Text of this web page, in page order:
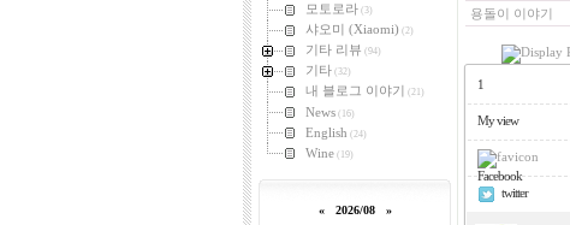
모토로라 (3)
샤오미 (Xiaomi) (2)
기타 리뷰 (94)
기타 (32)
내 블로그 이야기 (21)
News (16)
English (24)
Wine (19)
« 2026/08 »
용돌이 이야기
1
My view
Facebook
twitter